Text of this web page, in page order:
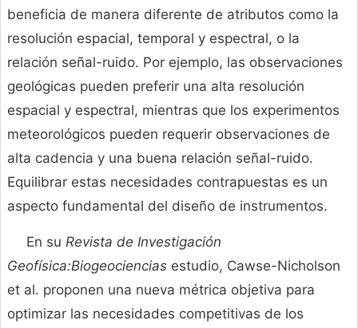
beneficia de manera diferente de atributos como la
resolución espacial, temporal y espectral, o la
relación señal-ruido. Por ejemplo, las observaciones
geológicas pueden preferir una alta resolución
espacial y espectral, mientras que los experimentos
meteorológicos pueden requerir observaciones de
alta cadencia y una buena relación señal-ruido.
Equilibrar estas necesidades contrapuestas es un
aspecto fundamental del diseño de instrumentos.
En su Revista de Investigación
Geofísica:Biogeociencias estudio, Cawse-Nicholson
et al. proponen una nueva métrica objetiva para
optimizar las necesidades competitivas de los